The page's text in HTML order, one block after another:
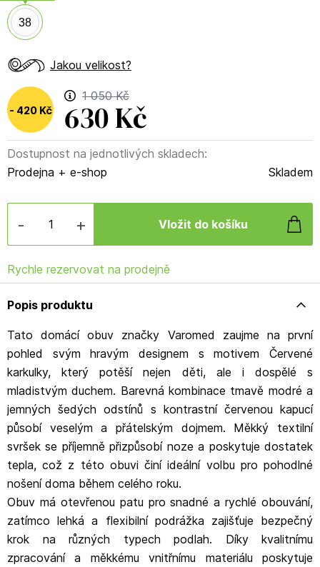
38
Jakou velikost?
630 Kč
1 050 Kč
420 Kč
(40%)
Dostupnost na jednotlivých skladech:
Prodejna + e-shop
Skladem
- +
Rychle rezervovat na prodejně
Popis produktu
Tato domácí obuv značky Varomed zaujme na první
pohled svým hravým designem s motivem Červené
karkulky, který potěší nejen děti, ale i dospělé s
mladistvým duchem. Barevná kombinace tmavě modré a
jemných šedých odstínů s kontrastní červenou kapucí
působí veselým a přátelským dojmem. Měkký textilní
svršek se příjemně přizpůsobí noze a poskytuje dostatek
tepla, což z této obuvi činí ideální volbu pro pohodlné
nošení doma během celého roku.
Obuv má otevřenou patu pro snadné a rychlé obouvání,
zatímco lehká a flexibilní podrážka zajišťuje bezpečný
krok na různých typech podlah. Díky kvalitnímu
zpracování a měkkému vnitřnímu materiálu poskytuje